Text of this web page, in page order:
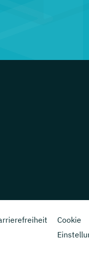
Cookie